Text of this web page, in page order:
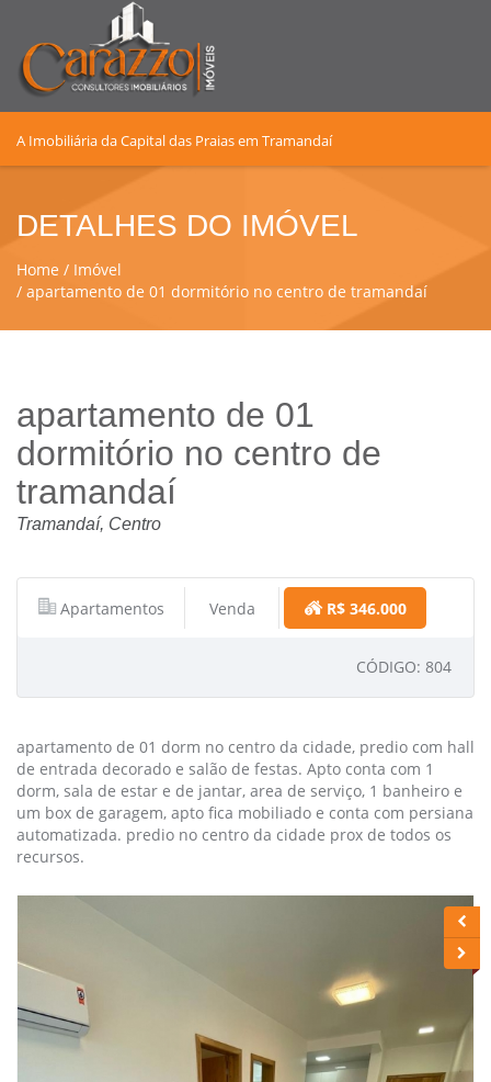
A Imobiliária da Capital das Praias em Tramandaí
DETALHES DO IMÓVEL
Home
Imóvel
apartamento de 01 dormitório no centro de tramandaí
apartamento de 01
dormitório no centro de
tramandaí
Tramandaí, Centro
Apartamentos Venda R$ 346.000
CÓDIGO: 804
apartamento de 01 dorm no centro da cidade, predio com hall
de entrada decorado e salão de festas. Apto conta com 1
dorm, sala de estar e de jantar, area de serviço, 1 banheiro e
um box de garagem, apto fica mobiliado e conta com persiana
automatizada. predio no centro da cidade prox de todos os
recursos.